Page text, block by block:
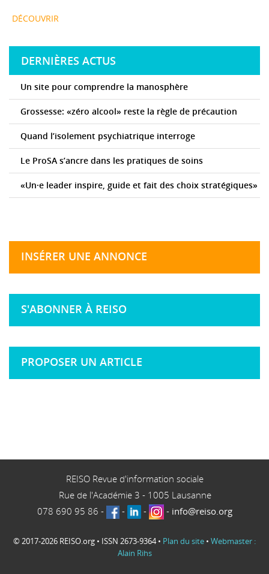
DÉCOUVRIR
DERNIÈRES ACTUS
Un site pour comprendre la manosphère
Grossesse: «zéro alcool» reste la règle de précaution
Quand l’isolement psychiatrique interroge
Le ProSA s’ancre dans les pratiques de soins
«Un·e leader inspire, guide et fait des choix stratégiques»
INSÉRER UNE ANNONCE
S'ABONNER À REISO
PROPOSER UN ARTICLE
REISO Revue d'information sociale
Rue de l'Académie 3 - 1005 Lausanne
078 690 95 86 - - - - info@reiso.org
© 2017-2026 REISO.org • ISSN 2673-9364 • Plan du site • Webmaster :
Alain Rihs